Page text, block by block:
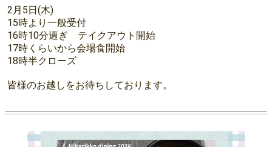
2月5日(木)
15時より一般受付
16時10分過ぎ テイクアウト開始
17時くらいから会場食開始
18時半クローズ
皆様のお越しをお待ちしております。